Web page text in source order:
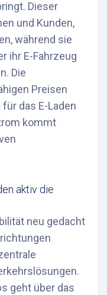
Dieser
und Kunden,
während sie
ihr E-Fahrzeug
Die
Preisen
das E-Laden
kommt
aktiv die
neu gedacht
geht über das